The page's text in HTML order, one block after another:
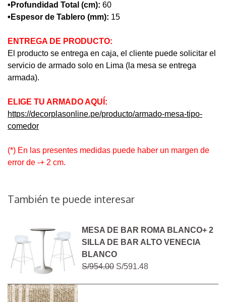
•Profundidad Total (cm): 60
•Espesor de Tablero (mm): 15
ENTREGA DE PRODUCTO:
El producto se entrega en caja, el cliente puede solicitar el
servicio de armado solo en Lima (la mesa se entrega
armada).
ELIGE TU ARMADO AQUÍ:
https://decorplasonline.pe/producto/armado-mesa-tipo-
comedor
(*) En las presentes medidas puede haber un margen de
error de -+ 2 cm.
También te puede interesar
MESA DE BAR ROMA BLANCO+ 2
SILLA DE BAR ALTO VENECIA
BLANCO
S/954.00S/591.48